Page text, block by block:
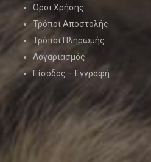
Όροι Χρήσης
Τρόποι Αποστολής
Τρόποι Πληρωμής
Λογαριασμός
Είσοδος – Εγγραφή